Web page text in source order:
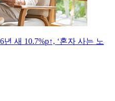
새 10.7%p↑, ‘혼자 사는 노